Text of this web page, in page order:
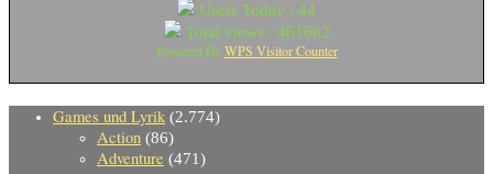
Users Today : 44
Total views : 461682
Powered By WPS Visitor Counter
Games und Lyrik (2.774)
Action (86)
Adventure (471)